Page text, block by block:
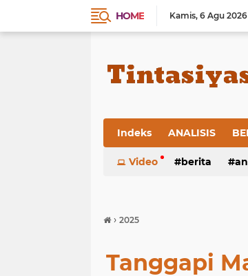
HOME Kamis 6 Agu 2026
Indeks ANALISIS
Video berita
› 2025
Tanggapi